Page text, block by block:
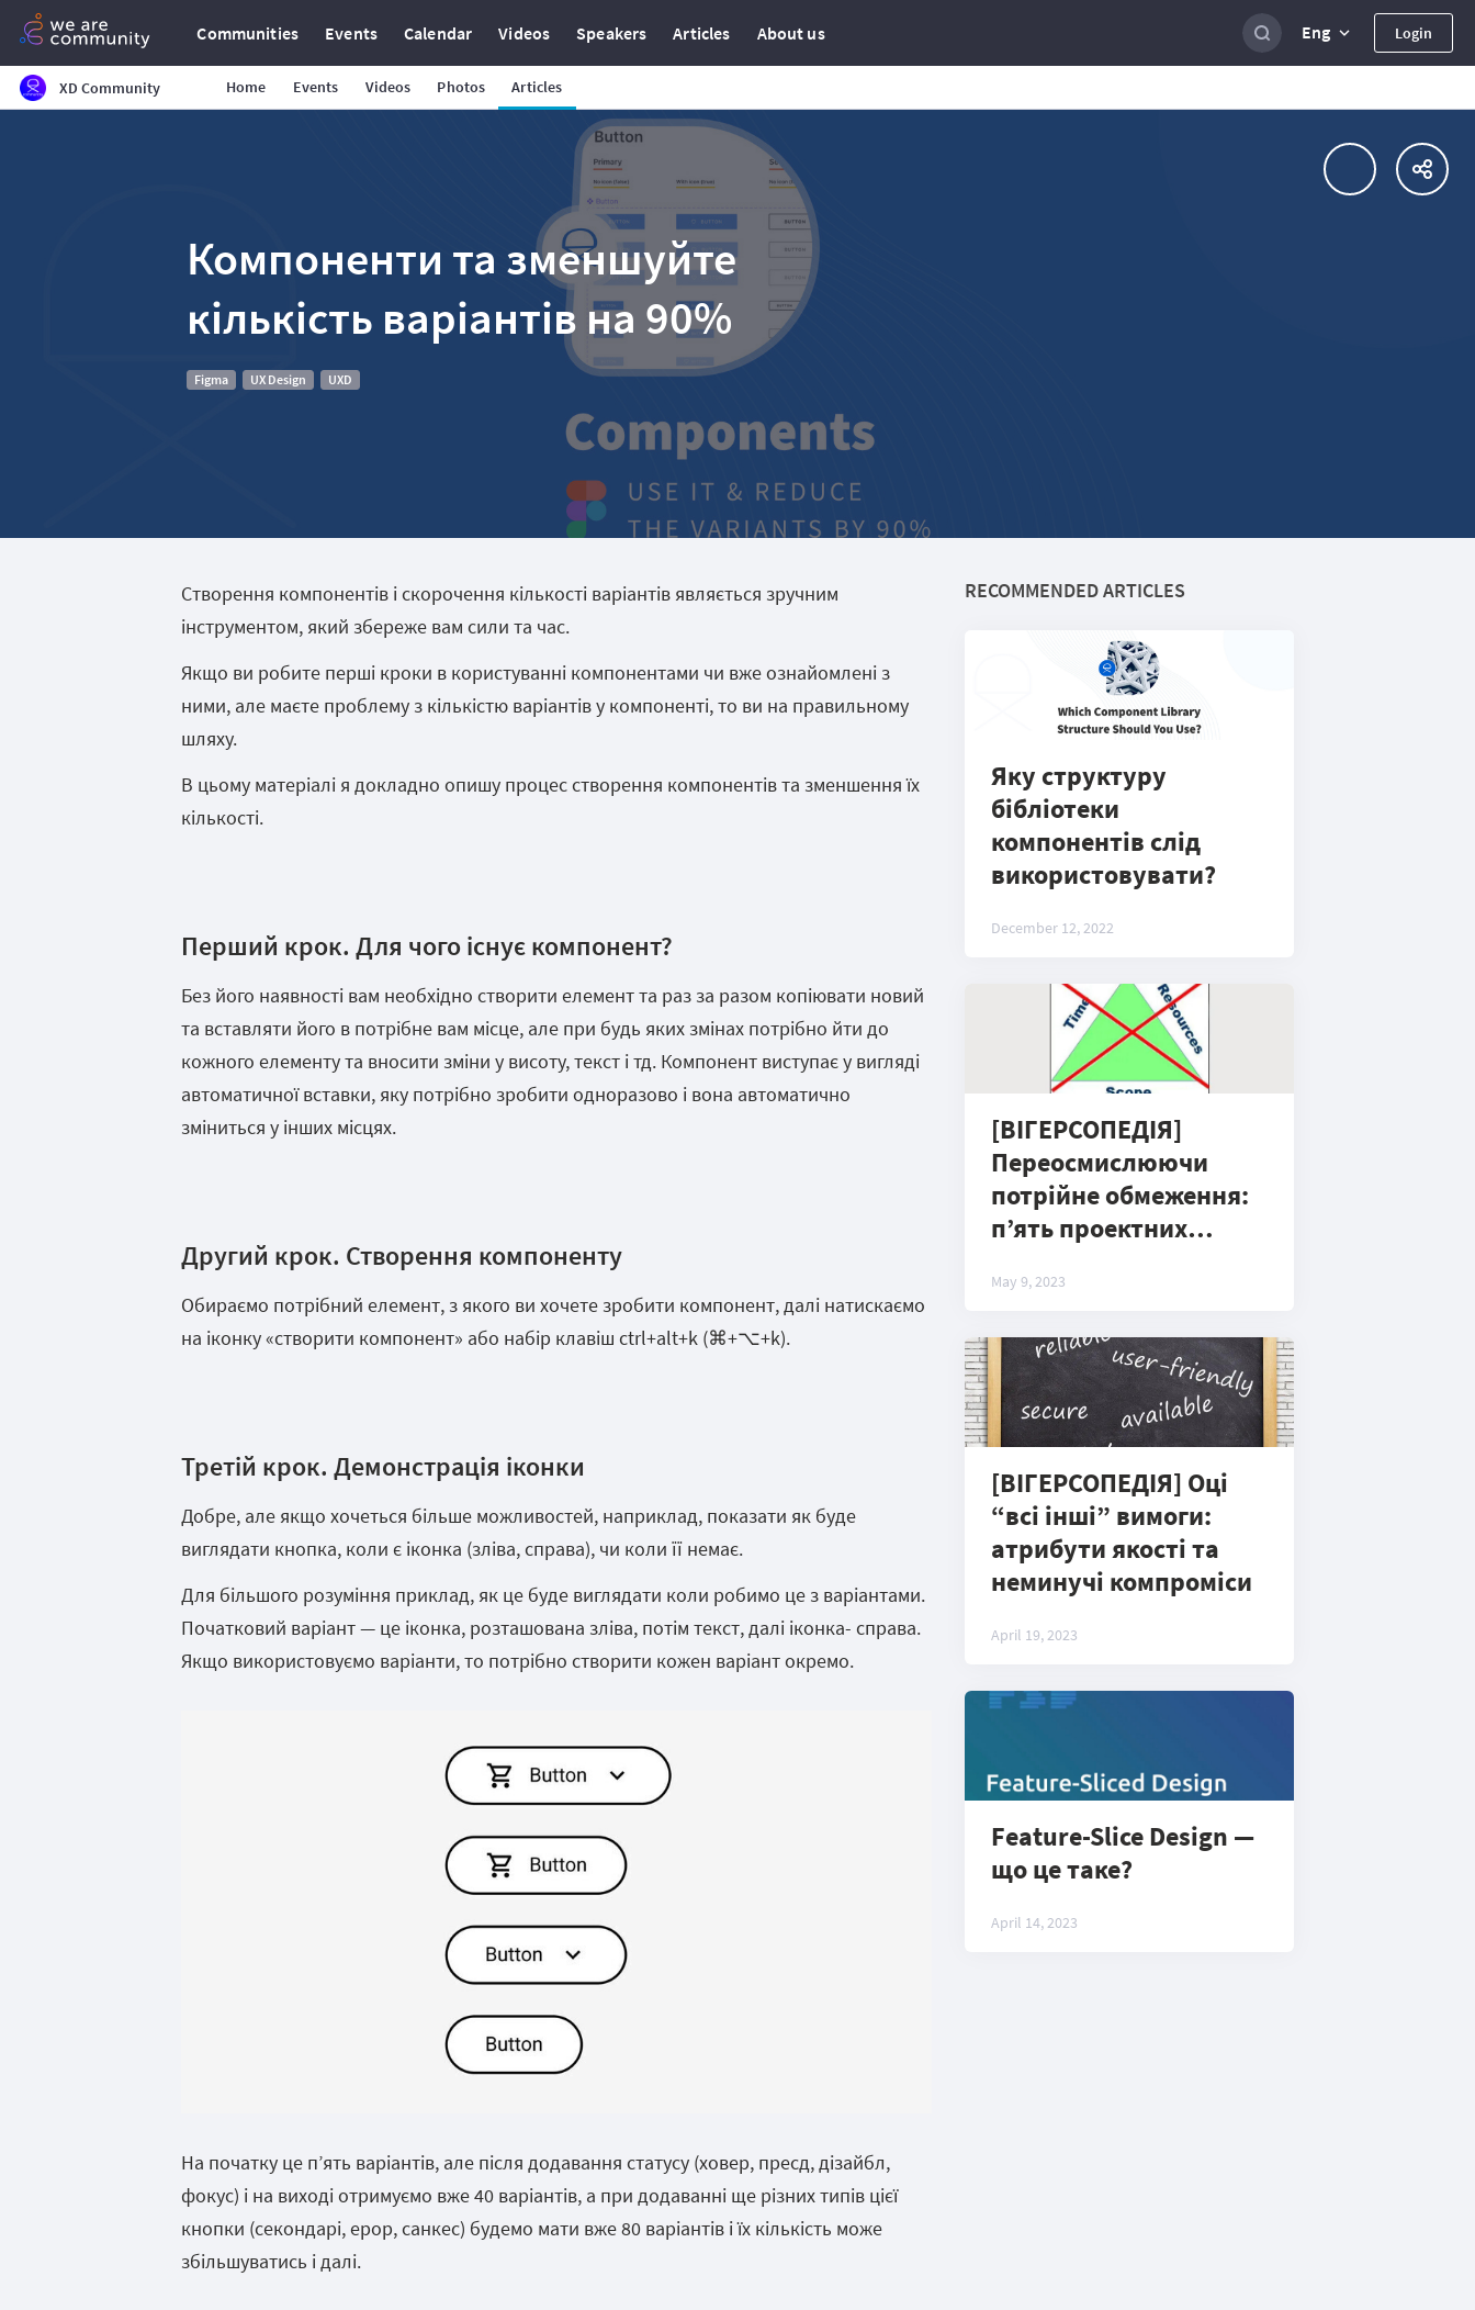
Communities Events Calendar Videos Speakers Articles About us Eng Login
XD Community Home Events Videos Photos Articles
Компоненти та зменшуйте
кількість варіантів на 90%
Figma UX Design UXD
Створення компонентів і скорочення кількості варіантів являється зручним
інструментом, який збереже вам сили та час.
Якщо ви робите перші кроки в користуванні компонентами чи вже ознайомлені з
ними, але маєте проблему з кількістю варіантів у компоненті, то ви на правильному
шляху.
В цьому матеріалі я докладно опишу процес створення компонентів та зменшення їх
кількості.
Перший крок. Для чого існує компонент?
Без його наявності вам необхідно створити елемент та раз за разом копіювати новий
та вставляти його в потрібне вам місце, але при будь яких змінах потрібно йти до
кожного елементу та вносити зміни у висоту, текст і тд. Компонент виступає у вигляді
автоматичної вставки, яку потрібно зробити одноразово і вона автоматично
зміниться у інших місцях.
Другий крок. Створення компоненту
Обираємо потрібний елемент, з якого ви хочете зробити компонент, далі натискаємо
на іконку «створити компонент» або набір клавіш ctrl+alt+k (⌘+⌥+k).
Третій крок. Демонстрація іконки
Добре, але якщо хочеться більше можливостей, наприклад, показати як буде
виглядати кнопка, коли є іконка (зліва, справа), чи коли її немає.
Для більшого розуміння приклад, як це буде виглядати коли робимо це з варіантами.
Початковий варіант — це іконка, розташована зліва, потім текст, далі іконка- справа.
Якщо використовуємо варіанти, то потрібно створити кожен варіант окремо.
На початку це п’ять варіантів, але після додавання статусу (ховер, пресд, дізайбл,
фокус) і на виході отримуємо вже 40 варіантів, а при додаванні ще різних типів цієї
кнопки (секондарі, ерор, санкес) будемо мати вже 80 варіантів і їх кількість може
збільшуватись і далі.
RECOMMENDED ARTICLES
Яку структуру
бібліотеки
компонентів слід
використовувати?
December 12, 2022
[ВІГЕРСОПЕДІЯ]
Переосмислюючи
потрійне обмеження:
п’ять проектних
May 9, 2023
[ВІГЕРСОПЕДІЯ] Оці
“всі інші” вимоги:
атрибути якості та
неминучі компроміси
April 19, 2023
Feature-Slice Design —
що це таке?
April 14, 2023